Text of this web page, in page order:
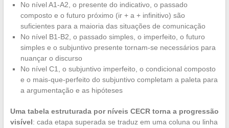
No nível A1-A2, o presente do indicativo, o passado
composto e o futuro próximo (ir + a + infinitivo) são
suficientes para a maioria das situações de comunicação
No nível B1-B2, o passado simples, o imperfeito, o futuro
simples e o subjuntivo presente tornam-se necessários para
nuançar o discurso
No nível C1, o subjuntivo imperfeito, o condicional composto
e o mais-que-perfeito do subjuntivo completam a paleta para
a argumentação e as hipóteses
Uma tabela estruturada por níveis CECR torna a progressão
visível: cada etapa superada se traduz em uma coluna ou linha